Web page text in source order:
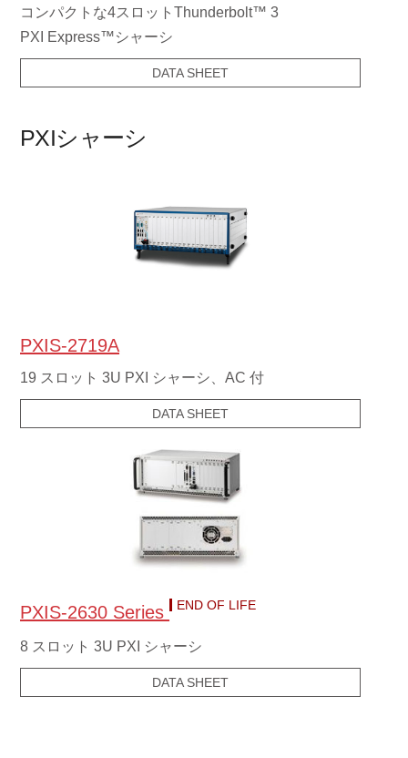
コンパクトな4スロットThunderbolt™ 3
PXI Express™シャーシ
DATA SHEET
PXIシャーシ
PXIS-2719A
19 スロット 3U PXI シャーシ、AC 付
DATA SHEET
PXIS-2630 Series END OF LIFE
8 スロット 3U PXI シャーシ
DATA SHEET